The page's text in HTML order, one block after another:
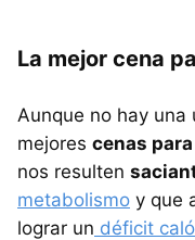
La mejor cena
Aunque no hay una
mejores cenas
nos resulten
metabolismo y que
lograr un déficit